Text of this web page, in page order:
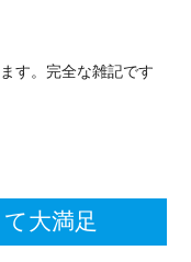
す。完全な雑記です
大満足